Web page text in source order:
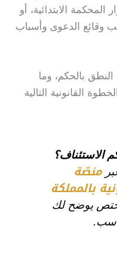
المحكمة الابتدائية، أو
وقائع الدعوى وأسباب
بالحكم، وما
القانونية التالية
الاستئناف؟
منصّة
بالمملكة
يوضح لك